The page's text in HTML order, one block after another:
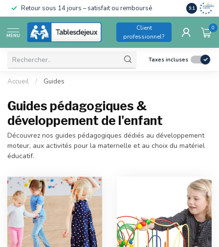
Retour sous 14 jours – satisfait ou remboursé Conforme
pour
9.1
MENU
Client
professionnel?
0
Taxes incluses
Accueil / Guides
Guides pédagogiques &
développement de l'enfant
Découvrez nos guides pédagogiques dédiés au développement
moteur, aux activités pour la maternelle et au choix du matériel
éducatif.